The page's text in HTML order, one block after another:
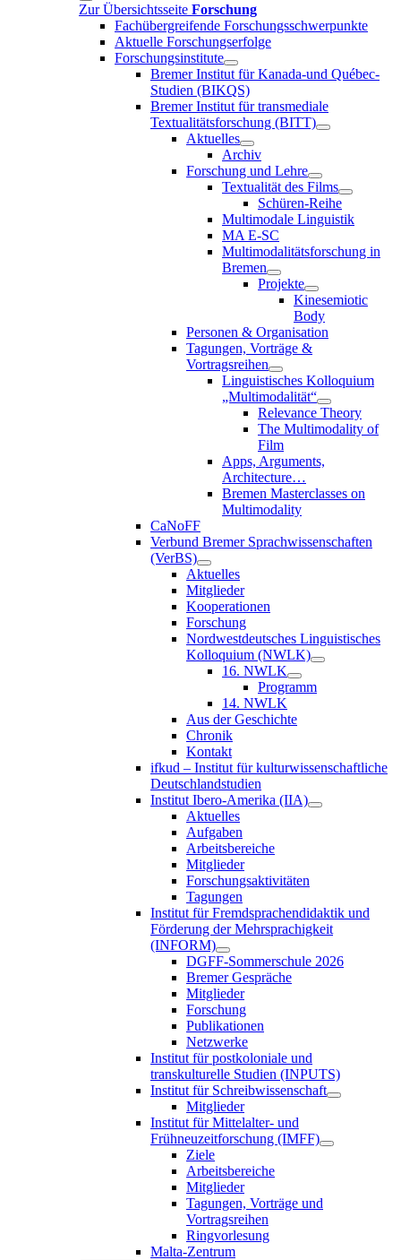
Zur Übersichtsseite Forschung
Fachübergreifende Forschungsschwerpunkte
Aktuelle Forschungserfolge
Forschungsinstitute
Bremer Institut für Kanada-und Québec-
Studien (BIKQS)
Bremer Institut für transmediale
Textualitätsforschung (BITT)
Aktuelles
Archiv
Forschung und Lehre
Textualität des Films
Schüren-Reihe
Multimodale Linguistik
MA E-SC
Multimodalitätsforschung in
Bremen
Projekte
Kinesemiotic
Body
Personen & Organisation
Tagungen, Vorträge &
Vortragsreihen
Linguistisches Kolloquium
„Multimodalität“
Relevance Theory
The Multimodality of
Film
Apps, Arguments,
Architecture…
Bremen Masterclasses on
Multimodality
CaNoFF
Verbund Bremer Sprachwissenschaften
(VerBS)
Aktuelles
Mitglieder
Kooperationen
Forschung
Nordwestdeutsches Linguistisches
Kolloquium (NWLK)
16. NWLK
Programm
14. NWLK
Aus der Geschichte
Chronik
Kontakt
ifkud – Institut für kulturwissenschaftliche
Deutschlandstudien
Institut Ibero-Amerika (IIA)
Aktuelles
Aufgaben
Arbeitsbereiche
Mitglieder
Forschungsaktivitäten
Tagungen
Institut für Fremdsprachendidaktik und
Förderung der Mehrsprachigkeit
(INFORM)
DGFF-Sommerschule 2026
Bremer Gespräche
Mitglieder
Forschung
Publikationen
Netzwerke
Institut für postkoloniale und
transkulturelle Studien (INPUTS)
Institut für Schreibwissenschaft
Mitglieder
Institut für Mittelalter- und
Frühneuzeitforschung (IMFF)
Ziele
Arbeitsbereiche
Mitglieder
Tagungen, Vorträge und
Vortragsreihen
Ringvorlesung
Malta-Zentrum